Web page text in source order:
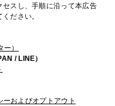
スし、手順に沿って本広告
ださい。
）
/ LINE）
およびオプトアウト